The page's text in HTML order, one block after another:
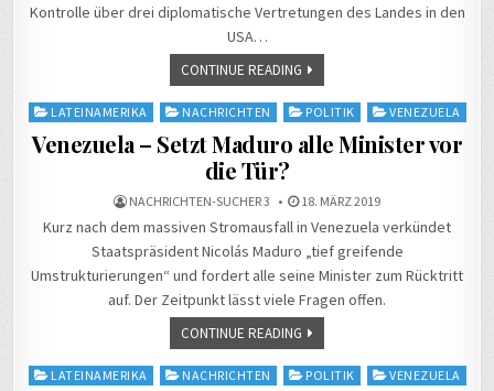
Kontrolle über drei diplomatische Vertretungen des Landes in den
USA…
CONTINUE READING
Posted
in
LATEINAMERIKA NACHRICHTEN POLITIK VENEZUELA
Venezuela – Setzt Maduro alle Minister vor
die Tür?
NACHRICHTEN-SUCHER 3 18. MÄRZ 2019
Kurz nach dem massiven Stromausfall in Venezuela verkündet
Staatspräsident Nicolás Maduro „tief greifende
Umstrukturierungen“ und fordert alle seine Minister zum Rücktritt
auf. Der Zeitpunkt lässt viele Fragen offen.
CONTINUE READING
Posted
LATEINAMERIKA NACHRICHTEN POLITIK VENEZUELA